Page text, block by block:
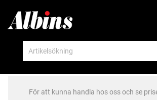
För att kunna handla hos oss och se